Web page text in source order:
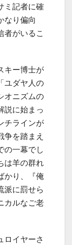
ミ記者に確
なり偏向
者がいるこ
キー博士が
ユダヤ人の
オニズムの
説に始まっ
チラインが
争を踏まえ
の一幕でし
は羊の群れ
かり、『俺
派に罰せら
カルなご老
ロイヤーさ